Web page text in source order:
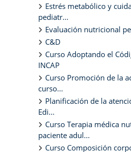
Estrés metabólico y
pediatr...
Evaluación nutricional
C&D
Curso Adoptando el
INCAP
Curso Promoción de la
curso...
Planificación de la
Edi...
Curso Terapia médica
paciente adul...
Curso Composición